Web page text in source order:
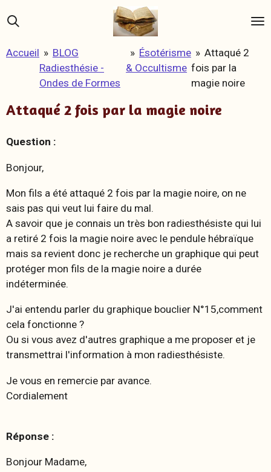
Passer
au
principal
Accueil » BLOG
Radiesthésie -
Ondes de Formes
» Ésotérisme
& Occultisme
» Attaqué 2
fois par la
magie noire
Attaqué 2 fois par la magie noire
Question :
Bonjour,
Mon fils a été attaqué 2 fois par la magie noire, on ne
sais pas qui veut lui faire du mal.
A savoir que je connais un très bon radiesthésiste qui lui
a retiré 2 fois la magie noire avec le pendule hébraïque
mais sa revient donc je recherche un graphique qui peut
protéger mon fils de la magie noire a durée
indéterminée.
J'ai entendu parler du graphique bouclier N°15,comment
cela fonctionne ?
Ou si vous avez d'autres graphique a me proposer et je
transmettrai l'information à mon radiesthésiste.
Je vous en remercie par avance.
Cordialement
Réponse :
Bonjour Madame,